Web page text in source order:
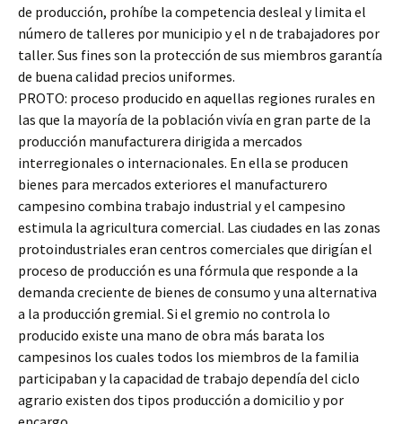
de producción, prohíbe la competencia desleal y limita el
número de talleres por municipio y el n de trabajadores por
taller. Sus fines son la protección de sus miembros garantía
de buena calidad precios uniformes.
PROTO: proceso producido en aquellas regiones rurales en
las que la mayoría de la población vivía en gran parte de la
producción manufacturera dirigida a mercados
interregionales o internacionales. En ella se producen
bienes para mercados exteriores el manufacturero
campesino combina trabajo industrial y el campesino
estimula la agricultura comercial. Las ciudades en las zonas
protoindustriales eran centros comerciales que dirigían el
proceso de producción es una fórmula que responde a la
demanda creciente de bienes de consumo y una alternativa
a la producción gremial. Si el gremio no controla lo
producido existe una mano de obra más barata los
campesinos los cuales todos los miembros de la familia
participaban y la capacidad de trabajo dependía del ciclo
agrario existen dos tipos producción a domicilio y por